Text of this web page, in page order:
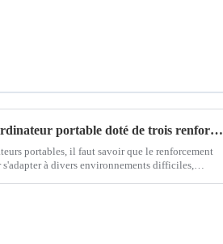
Quelle est la particularité d'un ordinateur portable doté de trois renforts de défense
portables, il faut savoir que le renforcement
à divers environnements difficiles,